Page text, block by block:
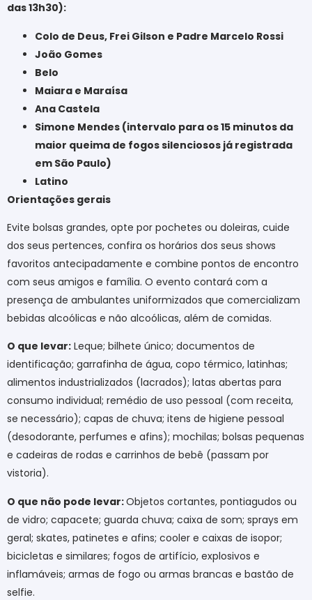
das 13h30):
Colo de Deus, Frei Gilson e Padre Marcelo Rossi
João Gomes
Belo
Maiara e Maraísa
Ana Castela
Simone Mendes (intervalo para os 15 minutos da
maior queima de fogos silenciosos já registrada
em São Paulo)
Latino
Orientações gerais
Evite bolsas grandes, opte por pochetes ou doleiras, cuide
dos seus pertences, confira os horários dos seus shows
favoritos antecipadamente e combine pontos de encontro
com seus amigos e família. O evento contará com a
presença de ambulantes uniformizados que comercializam
bebidas alcoólicas e não alcoólicas, além de comidas.
O que levar: Leque; bilhete único; documentos de
identificação; garrafinha de água, copo térmico, latinhas;
alimentos industrializados (lacrados); latas abertas para
consumo individual; remédio de uso pessoal (com receita,
se necessário); capas de chuva; itens de higiene pessoal
(desodorante, perfumes e afins); mochilas; bolsas pequenas
e cadeiras de rodas e carrinhos de bebê (passam por
vistoria).
O que não pode levar:Objetos cortantes, pontiagudos ou
de vidro; capacete; guarda chuva; caixa de som; sprays em
geral; skates, patinetes e afins; cooler e caixas de isopor;
bicicletas e similares; fogos de artifício, explosivos e
inflamáveis; armas de fogo ou armas brancas e bastão de
selfie.